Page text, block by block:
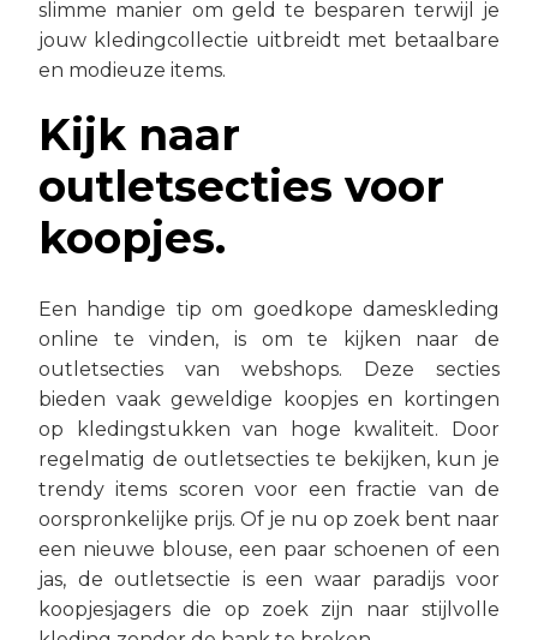
slimme manier om geld te besparen terwijl je
jouw kledingcollectie uitbreidt met betaalbare
en modieuze items.
Kijk naar
outletsecties voor
koopjes.
Een handige tip om goedkope dameskleding
online te vinden, is om te kijken naar de
outletsecties van webshops. Deze secties
bieden vaak geweldige koopjes en kortingen
op kledingstukken van hoge kwaliteit. Door
regelmatig de outletsecties te bekijken, kun je
trendy items scoren voor een fractie van de
oorspronkelijke prijs. Of je nu op zoek bent naar
een nieuwe blouse, een paar schoenen of een
jas, de outletsectie is een waar paradijs voor
koopjesjagers die op zoek zijn naar stijlvolle